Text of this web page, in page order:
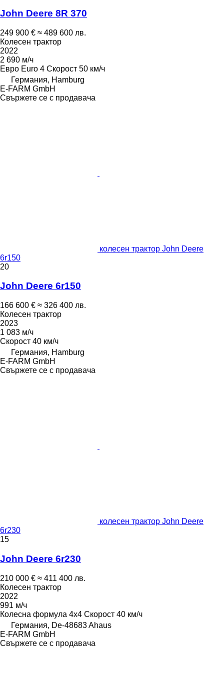
John Deere 8R 370
249 900 € ≈ 489 600 лв.
Колесен трактор
2022
2 690 м/ч
Евро Euro 4 Скорост 50 км/ч
Германия, Hamburg
E-FARM GmbH
Свържете се с продавача
колесен трактор John Deere
6r150
20
John Deere 6r150
166 600 € ≈ 326 400 лв.
Колесен трактор
2023
1 083 м/ч
Скорост 40 км/ч
Германия, Hamburg
E-FARM GmbH
Свържете се с продавача
колесен трактор John Deere
6r230
15
John Deere 6r230
210 000 € ≈ 411 400 лв.
Колесен трактор
2022
991 м/ч
Колесна формула 4x4 Скорост 40 км/ч
Германия, De-48683 Ahaus
E-FARM GmbH
Свържете се с продавача